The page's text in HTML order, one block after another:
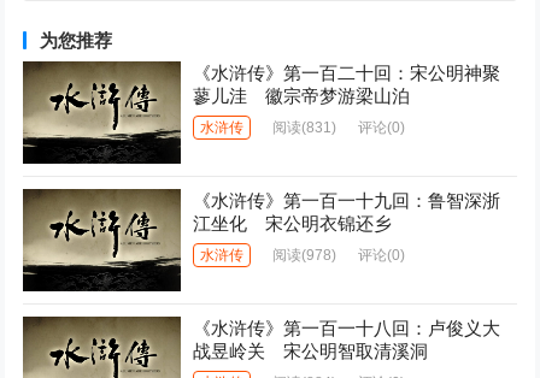
为您推荐
《水浒传》第一百二十回：宋公明神聚
蓼儿洼 徽宗帝梦游梁山泊
水浒传 阅读(831) 评论(0)
《水浒传》第一百一十九回：鲁智深浙
江坐化 宋公明衣锦还乡
水浒传 阅读(978) 评论(0)
《水浒传》第一百一十八回：卢俊义大
战昱岭关 宋公明智取清溪洞